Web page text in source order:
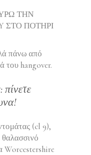
ΤΗΝ
ΣΤΟ ΠΟΤΗΡΙ
πάνω από
του hangover.
(cl 9),
Worcestershire